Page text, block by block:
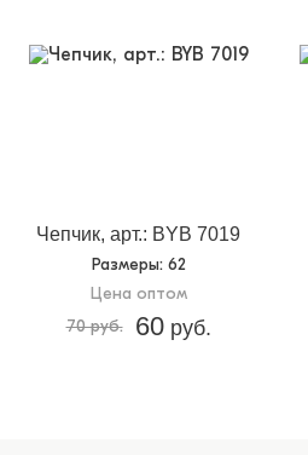
Чепчик, арт.: BYB 7019
Размеры: 62
Цена оптом
70 руб.
60руб.